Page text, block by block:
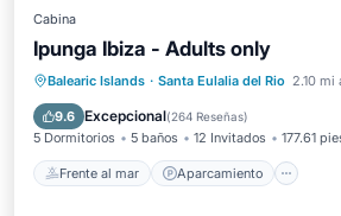
Cabina
Ipunga Ibiza - Adults only
Balearic Islands · Santa Eulalia del Rio 2.10 mi
9.6 Excepcional(264 Reseñas)
5 Dormitorios 5 baños 12 Invitados 177.61
Frente al mar Aparcamiento
Frente al mar Aparcamiento
Vista al mar